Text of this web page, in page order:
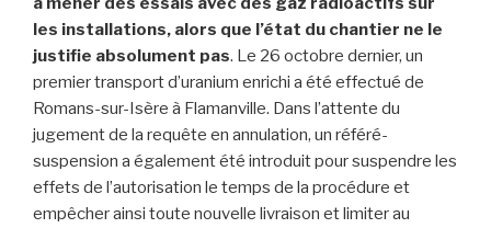
les installations, alors que l’état du chantier ne le
justifie absolument pas. Le 26 octobre dernier, un
premier transport d’uranium enrichi a été effectué de
Romans-sur-Isère à Flamanville. Dans l’attente du
jugement de la requête en annulation, un référé-
suspension a également été introduit pour suspendre les
effets de l’autorisation le temps de la procédure et
empêcher ainsi toute nouvelle livraison et limiter au